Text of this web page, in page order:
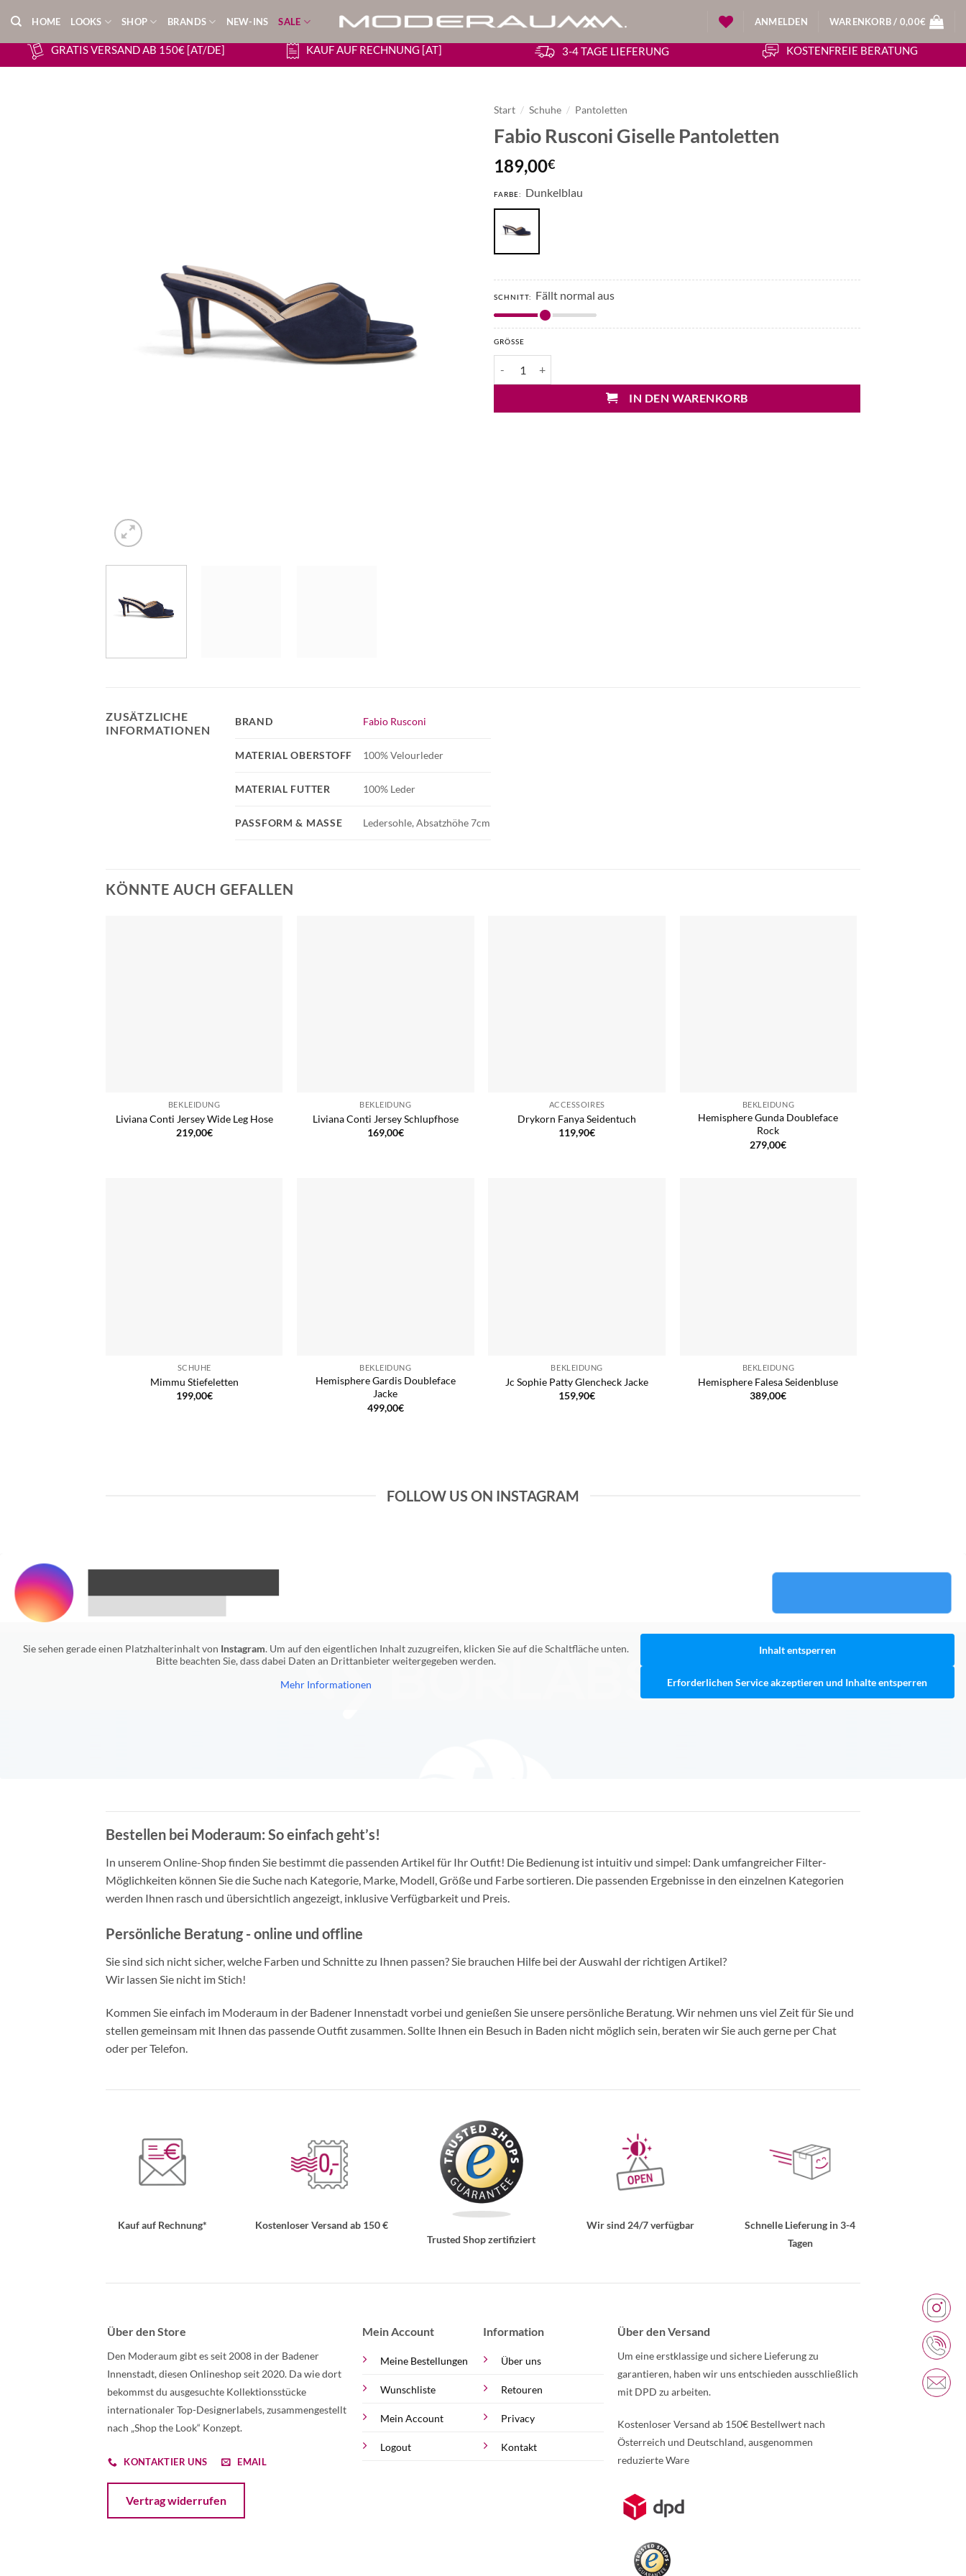
Inhalt
springen
HOME LOOKS SHOP BRANDS NEW-INS SALE ANMELDEN WARENKORB / 0,00€
GRATIS VERSAND AB 150€ [AT/DE] KAUF AUF RECHNUNG [AT] 3-4 TAGE LIEFERUNG KOSTENFREIE BERATUNG
Start / Schuhe / Pantoletten
Fabio Rusconi Giselle Pantoletten
189,00€
FARBE: Dunkelblau
SCHNITT: Fällt normal aus
GRÖSSE
IN DEN WARENKORB
ZUSÄTZLICHE
INFORMATIONEN
PASSFORM & MASSE Ledersohle, Absatzhöhe 7cm
BRAND Fabio Rusconi
MATERIAL OBERSTOFF 100% Velourleder
MATERIAL FUTTER 100% Leder
KÖNNTE AUCH GEFALLEN
BEKLEIDUNG
Liviana Conti Jersey Wide Leg Hose
219,00€
BEKLEIDUNG
Liviana Conti Jersey Schlupfhose
169,00€
ACCESSOIRES
Drykorn Fanya Seidentuch
119,90€
BEKLEIDUNG
Hemisphere Gunda Doubleface
Rock
279,00€
SCHUHE
Mimmu Stiefeletten
199,00€
BEKLEIDUNG
Hemisphere Gardis Doubleface
Jacke
499,00€
BEKLEIDUNG
Jc Sophie Patty Glencheck Jacke
159,90€
BEKLEIDUNG
Hemisphere Falesa Seidenbluse
389,00€
FOLLOW US ON INSTAGRAM
Sie sehen gerade einen Platzhalterinhalt von Instagram. Um auf den eigentlichen Inhalt zuzugreifen, klicken Sie auf die Schaltfläche unten.
Bitte beachten Sie, dass dabei Daten an Drittanbieter weitergegeben werden.
Mehr Informationen
Inhalt entsperren
Erforderlichen Service akzeptieren und Inhalte entsperren
Bestellen bei Moderaum: So einfach geht’s!
In unserem Online-Shop finden Sie bestimmt die passenden Artikel für Ihr Outfit! Die Bedienung ist intuitiv und simpel: Dank umfangreicher Filter-
Möglichkeiten können Sie die Suche nach Kategorie, Marke, Modell, Größe und Farbe sortieren. Die passenden Ergebnisse in den einzelnen Kategorien
werden Ihnen rasch und übersichtlich angezeigt, inklusive Verfügbarkeit und Preis.
Persönliche Beratung - online und offline
Sie sind sich nicht sicher, welche Farben und Schnitte zu Ihnen passen? Sie brauchen Hilfe bei der Auswahl der richtigen Artikel?
Wir lassen Sie nicht im Stich!
Kommen Sie einfach im Moderaum in der Badener Innenstadt vorbei und genießen Sie unsere persönliche Beratung. Wir nehmen uns viel Zeit für Sie und
stellen gemeinsam mit Ihnen das passende Outfit zusammen. Sollte Ihnen ein Besuch in Baden nicht möglich sein, beraten wir Sie auch gerne per Chat
oder per Telefon.
Kauf auf Rechnung*
Kostenloser Versand ab 150 €
Trusted Shop zertifiziert
Wir sind 24/7 verfügbar
Schnelle Lieferung in 3-4
Tagen
Über den Store
Den Moderaum gibt es seit 2008 in der Badener
Innenstadt, diesen Onlineshop seit 2020. Da wie dort
bekommst du ausgesuchte Kollektionsstücke
internationaler Top-Designerlabels, zusammengestellt
nach „Shop the Look“ Konzept.
KONTAKTIER UNS EMAIL
Vertrag widerrufen
Mein Account
Meine Bestellungen
Wunschliste
Mein Account
Logout
Information
Über uns
Retouren
Privacy
Kontakt
Über den Versand
Um eine erstklassige und sichere Lieferung zu
garantieren, haben wir uns entschieden ausschließlich
mit DPD zu arbeiten.
Kostenloser Versand ab 150€ Bestellwert nach
Österreich und Deutschland, ausgenommen
reduzierte Ware
Weitere Informationen über den gesperrten Inhalt.